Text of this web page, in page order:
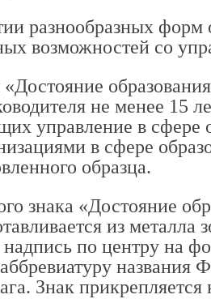
разнообразных форм
возможностей со
не менее 15
управление в сфере
в сфере
образца.
знака «Достояние
из металла
по центру на
Знак